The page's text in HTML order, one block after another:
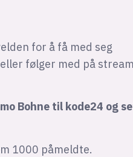
for å få med seg
følger med på
Bohne til kode24 og
1000 påmeldte.